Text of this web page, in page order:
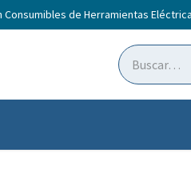
Consumibles de Herramientas